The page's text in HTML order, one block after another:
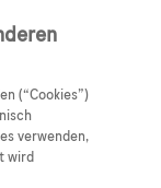
0
Artikel
(“Cookies”)
verwenden,
wird